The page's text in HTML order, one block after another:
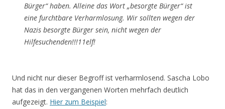
Bürger“ haben. Alleine das Wort „besorgte Bürger“ ist
eine furchtbare Verharmlosung. Wir sollten wegen der
Nazis besorgte Bürger sein, nicht wegen der
Hilfesuchenden!!!11elf!
Und nicht nur dieser Begroff ist verharmlosend. Sascha Lobo
hat das in den vergangenen Worten mehrfach deutlich
aufgezeigt. Hier zum Beispiel: